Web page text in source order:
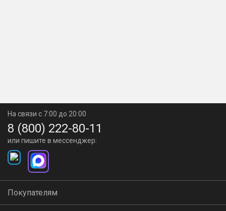
На связи с 7:00 до 20:00
8 (800) 222-80-11
или пишите в мессенджер:
Покупателям